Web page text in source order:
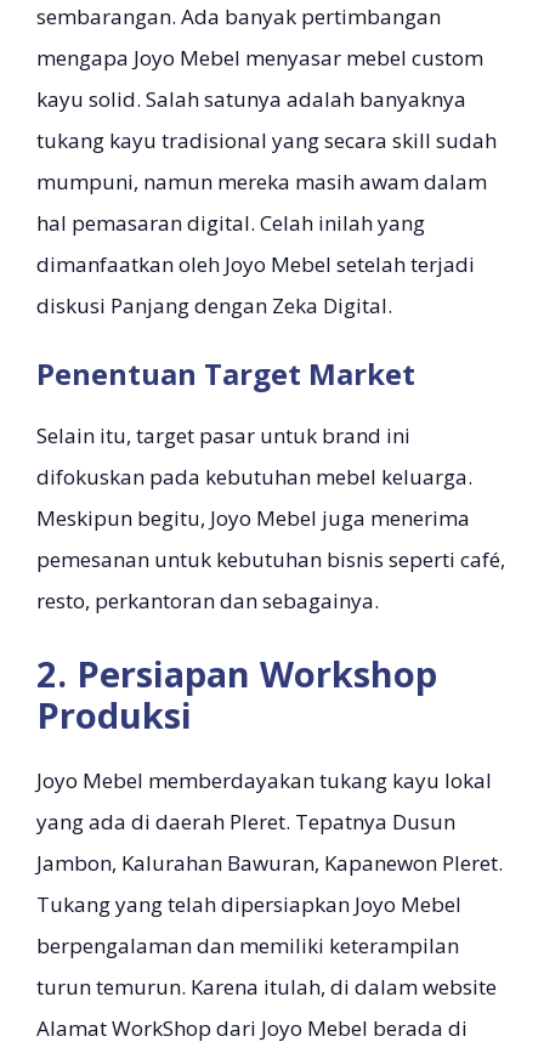
sembarangan. Ada banyak pertimbangan
mengapa Joyo Mebel menyasar mebel custom
kayu solid. Salah satunya adalah banyaknya
tukang kayu tradisional yang secara skill sudah
mumpuni, namun mereka masih awam dalam
hal pemasaran digital. Celah inilah yang
dimanfaatkan oleh Joyo Mebel setelah terjadi
diskusi Panjang dengan Zeka Digital.
Penentuan Target Market
Selain itu, target pasar untuk brand ini
difokuskan pada kebutuhan mebel keluarga.
Meskipun begitu, Joyo Mebel juga menerima
pemesanan untuk kebutuhan bisnis seperti café,
resto, perkantoran dan sebagainya.
2. Persiapan Workshop
Produksi
Joyo Mebel memberdayakan tukang kayu lokal
yang ada di daerah Pleret. Tepatnya Dusun
Jambon, Kalurahan Bawuran, Kapanewon Pleret.
Tukang yang telah dipersiapkan Joyo Mebel
berpengalaman dan memiliki keterampilan
turun temurun. Karena itulah, di dalam website
Alamat WorkShop dari Joyo Mebel berada di